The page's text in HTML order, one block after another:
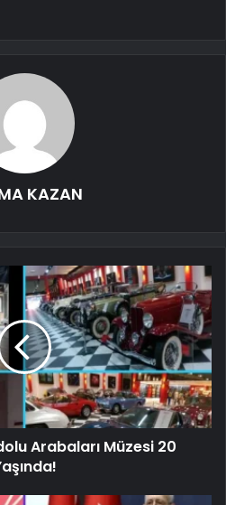
KAZAN
Arabaları Müzesi 20